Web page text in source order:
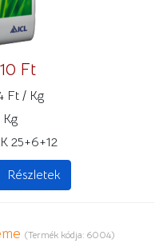
Ft
Ft / Kg
Kg
25+6+12
Részletek
(Termék kódja: 6004)